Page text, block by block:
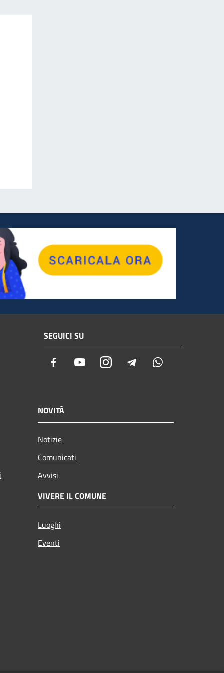
SEGUICI SU
Facebook YoutubeInstagramTelegram
NOVITÀ
Notizie
Comunicati
Avvisi
VIVERE IL COMUNE
Luoghi
Eventi